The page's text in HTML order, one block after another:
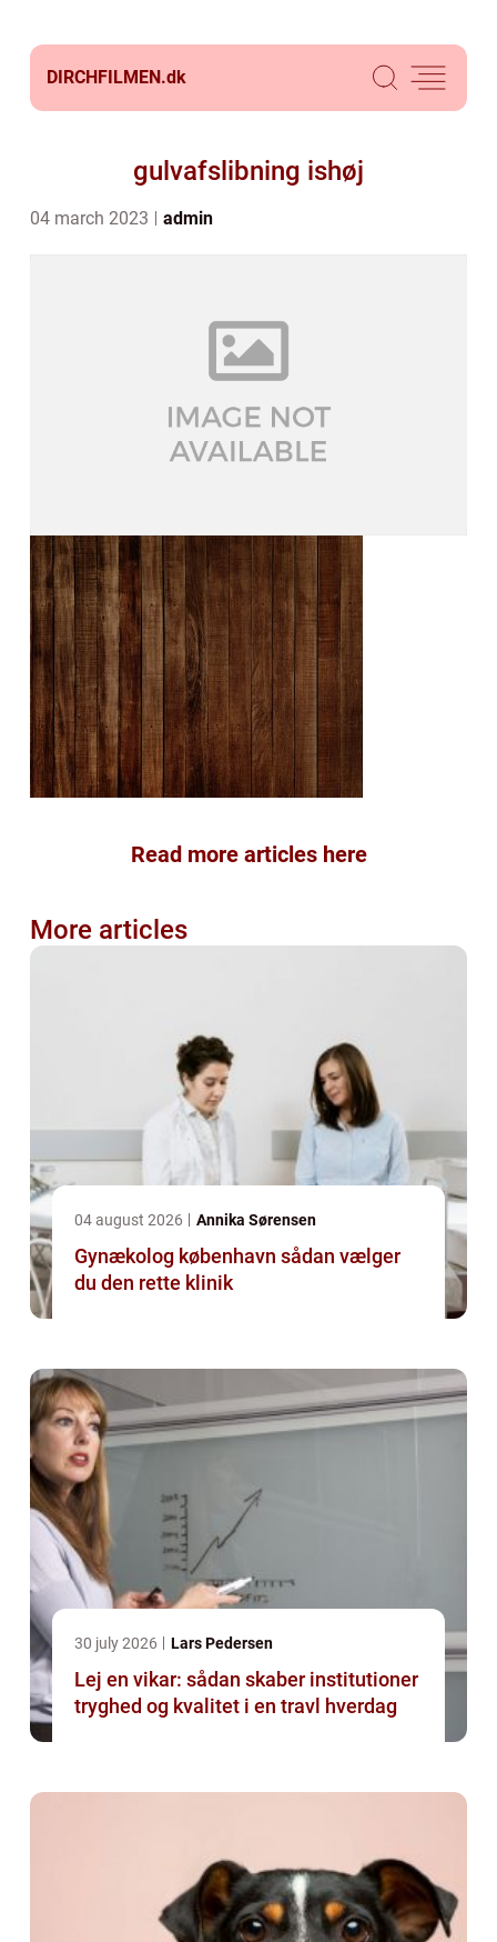
DIRCHFILMEN.dk
gulvafslibning ishøj
04 march 2023 admin
Read more articles here
More articles
04 august 2026 Annika Sørensen
Gynækolog københavn sådan vælger
du den rette klinik
30 july 2026 Lars Pedersen
Lej en vikar: sådan skaber institutioner
tryghed og kvalitet i en travl hverdag